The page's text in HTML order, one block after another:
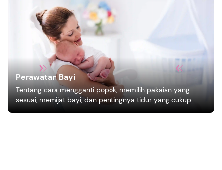
Perawatan Bayi
Tentang cara mengganti popok, memilih pakaian yang
sesuai, memijat bayi, dan pentingnya tidur yang cukup
bagi pertumbuhan bayi.